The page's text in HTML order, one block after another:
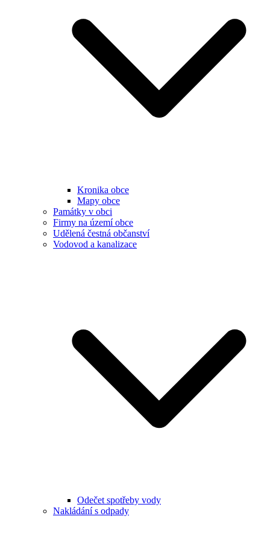
Kronika obce
Mapy obce
Památky v obci
Firmy na území obce
Udělená čestná občanství
Vodovod a kanalizace
Odečet spotřeby vody
Nakládání s odpady